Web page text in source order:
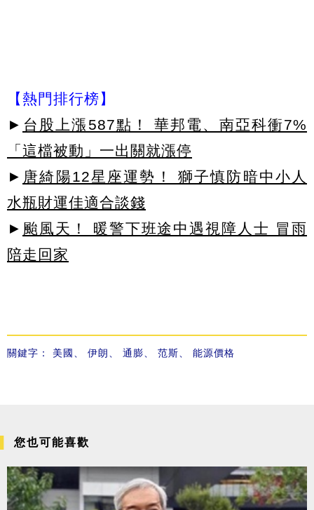
【熱門排行榜】
► 台股上漲587點！ 華邦電、南亞科衝7%
「這檔被動」一出關就漲停
► 唐綺陽12星座運勢！ 獅子慎防暗中小人
水瓶財運佳適合談錢
► 颱風天！ 暖警下班途中遇視障人士 冒雨
陪走回家
關鍵字： 美國 、 伊朗、 通膨、 范斯、 能源價格
您也可能喜歡